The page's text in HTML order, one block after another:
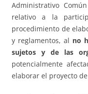
Administrativo
relativo a la
procedimiento de
y reglamentos, al no
sujetos y de las
potencialmente
elaborar el proyecto